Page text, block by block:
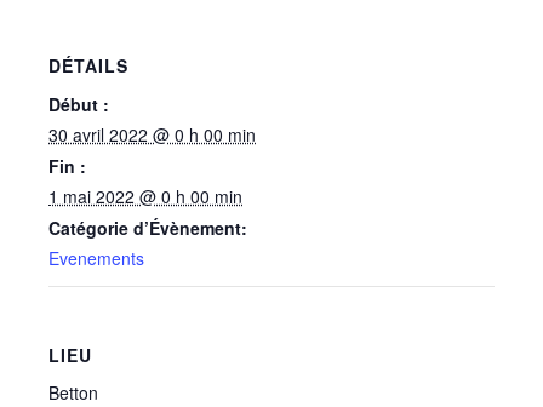
DÉTAILS
Début :
30 avril 2022 @ 0 h 00 min
Fin :
1 mai 2022 @ 0 h 00 min
Catégorie d’Évènement:
Evenements
LIEU
Betton